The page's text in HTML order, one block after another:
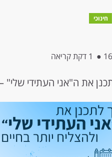
חינוכי
● 1 דקת קריאה
את ה"אני העתידי שלי"